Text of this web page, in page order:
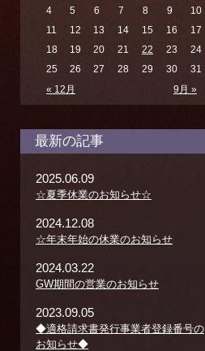
« 12月 9月 »
4
5 6 7 8 9
10
11
12 13 14 15 16
17
18
19 20 21 22 23
24
25
26 27 28 29 30 31
最新の記事
2025.06.09
☆夏季休業のお知らせ☆
2024.12.08
☆年末年始の休業のお知らせ
2024.03.22
GW期間の営業のお知らせ
2023.09.05
◆適格請求書発行事業者登録番号の
お知らせ◆